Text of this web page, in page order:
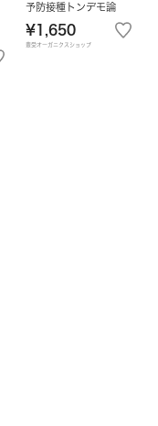
予防接種トンデモ論
¥1,650
豊受オーガニクスショップ